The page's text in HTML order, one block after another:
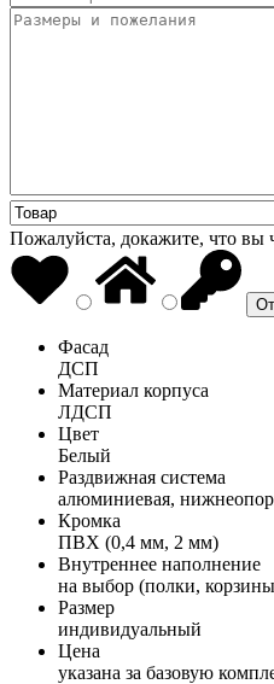
Пожалуйста, докажите, что вы
Фасад
ДСП
Материал корпуса
ЛДСП
Цвет
Белый
Раздвижная система
алюминиевая,
Кромка
ПВХ (0,4 мм, 2 мм)
Внутреннее наполнение
на выбор (полки,
Размер
индивидуальный
Цена
указана за базовую